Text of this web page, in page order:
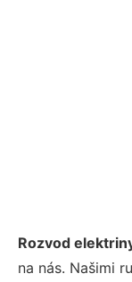
Rozvod
na nás. Našimi